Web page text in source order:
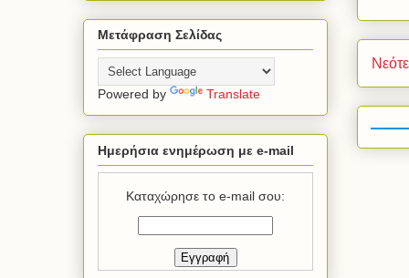
Μετάφραση Σελίδας
Powered by Translate
Ημερήσια ενημέρωση με e-mail
Καταχώρησε το e-mail σου: